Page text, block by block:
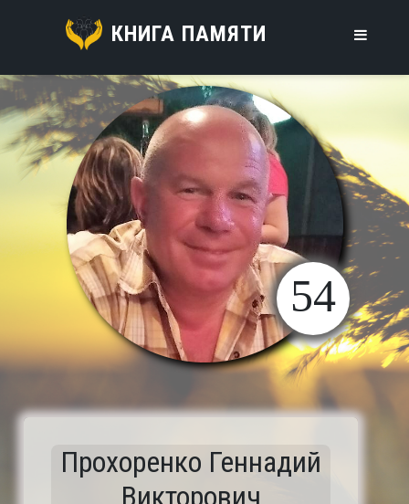
КНИГА ПАМЯТИ
54
Прохоренко Геннадий
Викторович